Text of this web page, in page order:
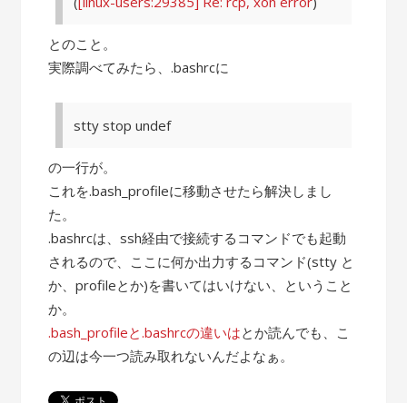
とのこと。
実際調べてみたら、.bashrcに
stty stop undef
の一行が。
これを.bash_profileに移動させたら解決しまし
た。
.bashrcは、ssh経由で接続するコマンドでも起動
されるので、ここに何か出力するコマンド(stty と
か、profileとか)を書いてはいけない、ということ
か。
.bash_profileと.bashrcの違いはとか読んでも、こ
の辺は今一つ読み取れないんだよなぁ。